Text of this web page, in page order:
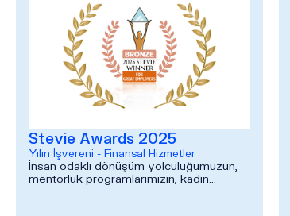
Stevie Awards 2025
Yılın İşvereni - Finansal Hizmetler
İnsan odaklı dönüşüm yolculuğumuzun,
mentorluk programlarımızın, kadın